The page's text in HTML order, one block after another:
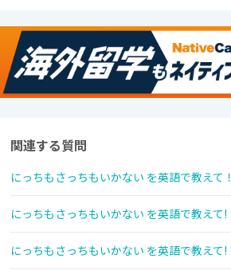
関連する質問
にっちもさっちもいかない を英語で教えて！
にっちもさっちもいかない を英語で教えて!
にっちもさっちもいかない を英語で教えて!